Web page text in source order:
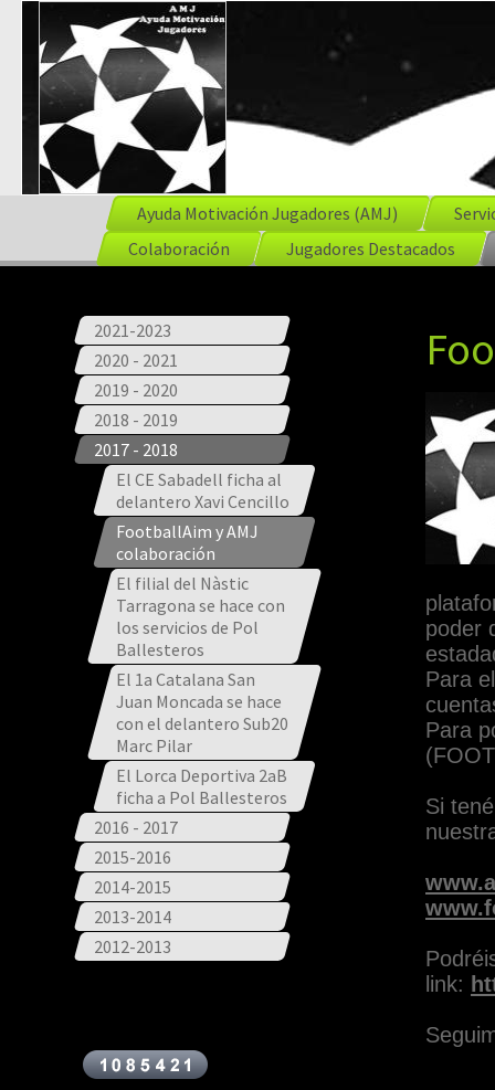
Ayuda Motivación Jugadores (AMJ)
Colaboración
Jugadores Destacados
2021-2023
2020 - 2021
2019 - 2020
2018 - 2019
2017 - 2018
El CE Sabadell ficha al
delantero Xavi Cencillo
FootballAim y AMJ
colaboración
El filial del Nàstic
Tarragona se hace con
los servicios de Pol
Ballesteros
El 1a Catalana San
Juan Moncada se hace
con el delantero Sub20
Marc Pilar
El Lorca Deportiva 2aB
ficha a Pol Ballesteros
2016 - 2017
2015-2016
2014-2015
2013-2014
2012-2013
poder
Para
Para
Si
link: